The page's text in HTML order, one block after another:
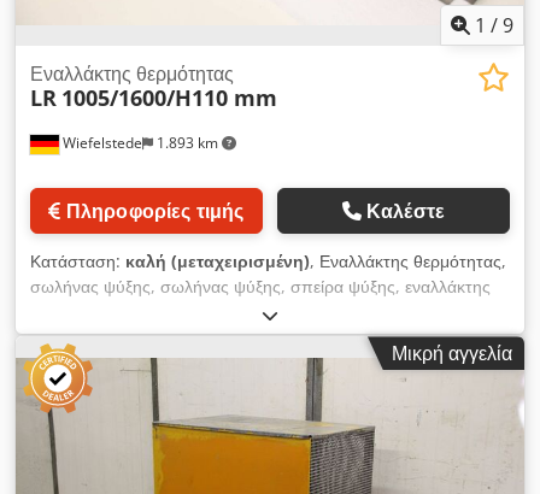
1 /9
Wiefelstede 1.893 km
Εναλλάκτης θερμότητας
LR 1005/1600/H110 mm
Πληροφορίες τιμής Καλέστε
Κατάσταση: καλή (μεταχειρισμένη), Εναλλάκτης θερμότητας,
σωλήνας ψύξης, σωλήνας ψύξης, σπείρα ψύξης, εναλλάκτης
θερμότητας με δέσμη σωλήνων, ψυγείο λαδιού -Εναλλάκτης
θερμότητας: ψυγείο λαδιού, εναλλάκτης θερμότητας με δέσμη
σωλήνων -Συνδέσεις/διαστάσεις: δείτε φωτογραφίες
-Διαστάσεις: 1005/1600/Υ110 mm -Βάρος: 13,5 kg Djdpfjyzn
Dtex Akbeck
Μικρή αγγελία